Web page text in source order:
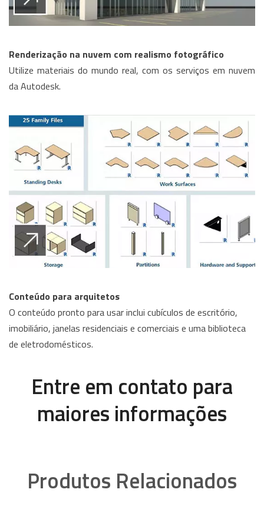
Renderização na nuvem com realismo fotográfico
Utilize materiais do mundo real, com os serviços em nuvem
da Autodesk.
Conteúdo para arquitetos
O conteúdo pronto para usar inclui cubículos de escritório,
imobiliário, janelas residenciais e comerciais e uma biblioteca
de eletrodomésticos.
Entre em contato para
maiores informações
Produtos Relacionados